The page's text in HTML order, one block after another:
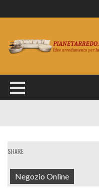
SHARE
Negozio Online